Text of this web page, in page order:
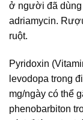
ở người đã dùng
adriamycin.
ruột.
Pyridoxin
levodopa trong
mg/ngày có thể
phenobarbiton